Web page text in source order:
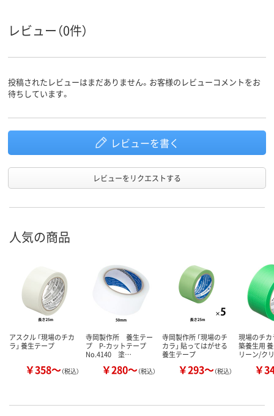
レビュー（0件）
投稿されたレビューはまだありません。お客様のレビューコメントをお
待ちしています。
レビューを書く
レビューをリクエストする
人気の商品
アスクル 「現場のチカ
ラ」 養生テープ
￥358～（税込）
寺岡製作所 養生テー
プ P-カットテープ
No.4140 塗…
￥280～（税込）
寺岡製作所 「現場のチ
カラ」 貼ってはがせる
養生テープ
￥293～（税込）
現場のチカ
築養生用
リーン/ク
￥